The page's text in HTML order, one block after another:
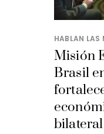
HABLAN LAS
Misión
Brasil
bilateral